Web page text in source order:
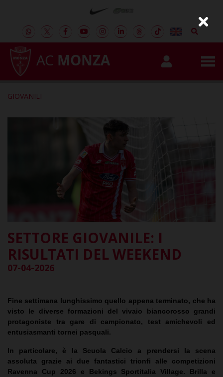
AC MONZA
GIOVANILI
SETTORE GIOVANILE: I
RISULTATI DEL WEEKEND
07-04-2026
Fine settimana lunghissimo quello appena terminato, che ha
visto le diverse formazioni del vivaio biancorosso grandi
protagoniste tra gare di campionato, test amichevoli ed
entusiasmanti tornei pasquali.
In particolare, è la Scuola Calcio a prendersi la scena
assoluta grazie ai due fantastici trionfi alle competizioni
Ravenna Cup 2026 e Bekings Sportitalia Village. Brilla e